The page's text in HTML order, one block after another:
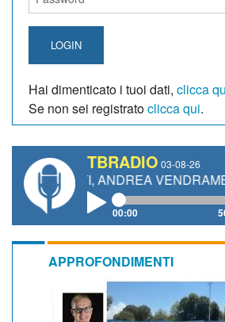
LOGIN
Hai dimenticato i tuoi dati, clicca
Se non sei registratoclicca qui.
TBRADIO 03-08-26
ANDREA VENDRAME, FILIPPO
00:00
APPROFONDIMENTI